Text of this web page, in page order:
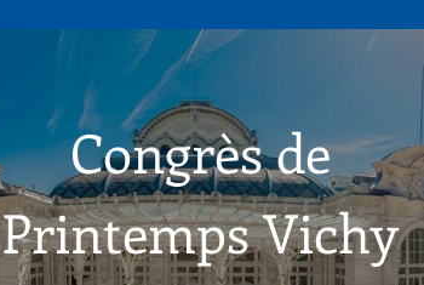
Congrès de
Printemps Vichy